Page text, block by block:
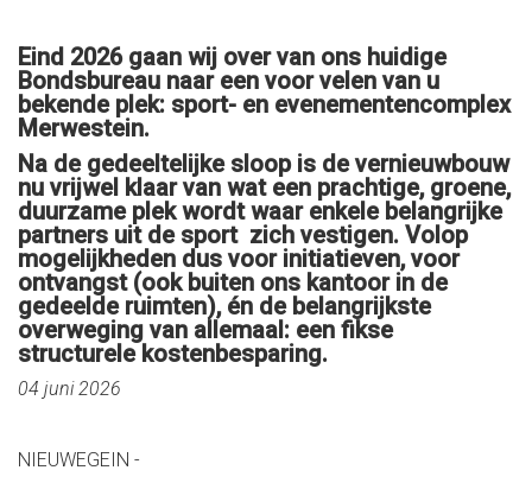
Eind 2026 gaan wij over van ons huidige
Bondsbureau naar een voor velen van u
bekende plek: sport- en evenementencomplex
Merwestein.
Na de gedeeltelijke sloop is de vernieuwbouw
nu vrijwel klaar van wat een prachtige, groene,
duurzame plek wordt waar enkele belangrijke
partners uit de sport zich vestigen. Volop
mogelijkheden dus voor initiatieven, voor
ontvangst (ook buiten ons kantoor in de
gedeelde ruimten), én de belangrijkste
overweging van allemaal: een fikse
structurele kostenbesparing.
04 juni 2026
NIEUWEGEIN -